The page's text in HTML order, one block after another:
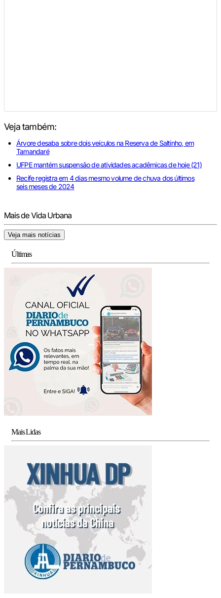
Veja também:
Árvore desaba sobre dois veículos na Reserva de Saltinho, em
Tamandaré
UFPE mantém suspensão de atividades acadêmicas de hoje (21)
Recife registra em 4 dias mesmo volume de chuva dos últimos
seis meses de 2024
Mais de Vida Urbana
Veja mais notícias
Últimas
Mais Lidas